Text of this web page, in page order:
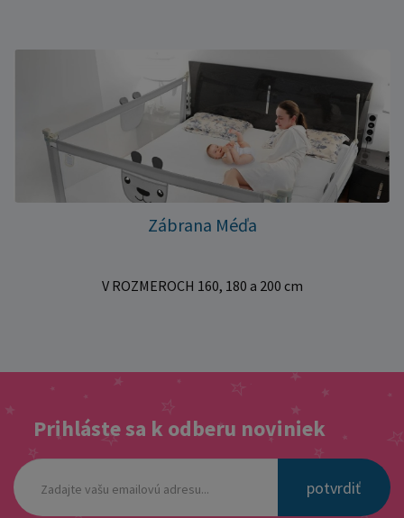
Zábrana Méďa
V ROZMEROCH 160, 180 a 200 cm
Prihláste sa k odberu noviniek
potvrdiť